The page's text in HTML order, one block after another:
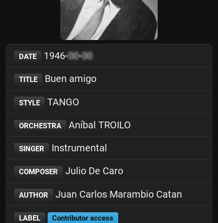
DATE 1946-00-00
TITLE Buen amigo
STYLE TANGO
ORCHESTRA Aníbal TROILO
SINGER Instrumental
COMPOSER Julio De Caro
AUTHOR Juan Carlos Marambio Catan
LABEL Contributor access